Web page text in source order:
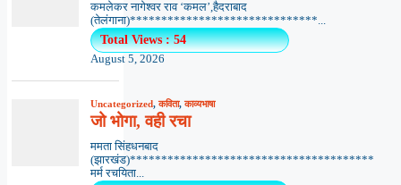
कमलेकर नागेश्वर राव ‘कमल’,हैदराबाद
(तेलंगाना)******************************...
Total Views : 54
August 5, 2026
Uncategorized,कविता,काव्यभाषा
जो भोगा, वही रचा
ममता सिंहधनबाद
(झारखंड)***************************************
मर्म रचयिता...